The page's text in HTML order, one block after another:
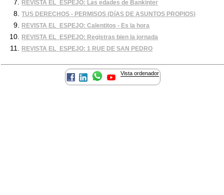
REVISTA EL_ESPEJO: Las edades de Bankinter
TUS DERECHOS - PERMISOS (DíAS DE ASUNTOS PROPIOS)
REVISTA EL_ESPEJO: Calentitos - Es la hora
REVISTA EL_ESPEJO: Registras bien la jornada
REVISTA EL_ESPEJO: 1 RUE DE SAN PEDRO